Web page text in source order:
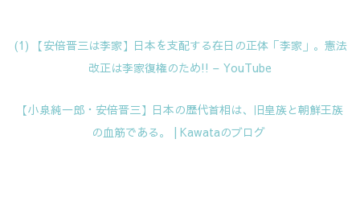
(1) 【安倍晋三は李家】日本を支配する在日の正体「李家」。憲法
改正は李家復権のため!! – YouTube
【小泉純一郎・安倍晋三】日本の歴代首相は、旧皇族と朝鮮王族
の血筋である。 | Kawataのブログ